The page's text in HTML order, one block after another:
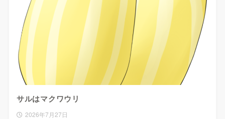
サルはマクワウリ
2026年7月27日